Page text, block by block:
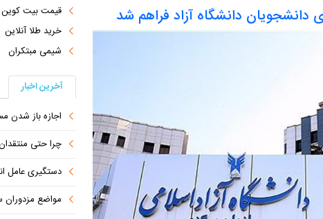
دانشجویان دانشگاه آزاد فراهم شد
قیمت بیت کوین
خرید طلا آنلاین
شیمی مبتکران
آخرین اخبار
اجازه باز شدن
چرا حتی منتقدان
دستگیری عامل انتشار
مواضع مزدوران